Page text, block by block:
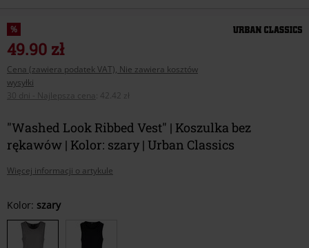
%
49.90 zł
Cena (zawiera podatek VAT), Nie zawiera kosztów
wysyłki
30 dni - Najlepsza cena
42.42 zł
"Washed Look Ribbed Vest" | Koszulka bez
rękawów | Kolor: szary | Urban Classics
Więcej informacji o artykule
Wybierz
swój
rozmiar
Kolor: szary